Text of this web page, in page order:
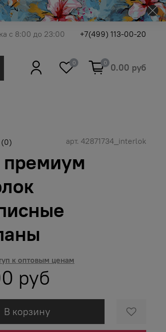
с 8:00 до 23:00 +7(499) 113-00-20
0 0 0.00 руб
(0) арт. 42871734_interlok
премиум
к оптовым ценам
руб
В корзину